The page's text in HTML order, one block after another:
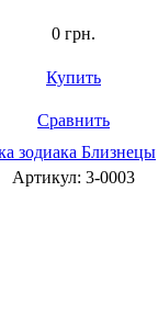
0 грн.
Купить
Сравнить
Артикул: 3-0003